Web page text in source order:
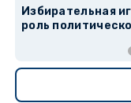
Избирательная
роль